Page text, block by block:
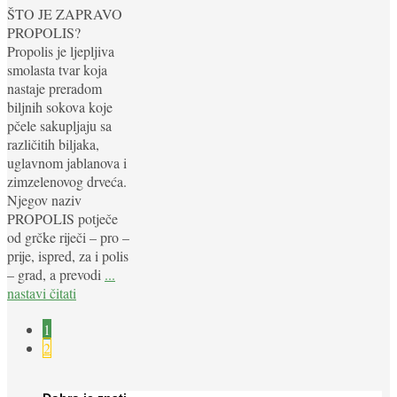
ŠTO JE ZAPRAVO
PROPOLIS?
Propolis je ljepljiva
smolasta tvar koja
nastaje preradom
biljnih sokova koje
pčele sakupljaju sa
različitih biljaka,
uglavnom jablanova i
zimzelenovog drveća.
Njegov naziv
PROPOLIS potječe
od grčke riječi – pro –
prije, ispred, za i polis
– grad, a prevodi ...
nastavi čitati
1
2